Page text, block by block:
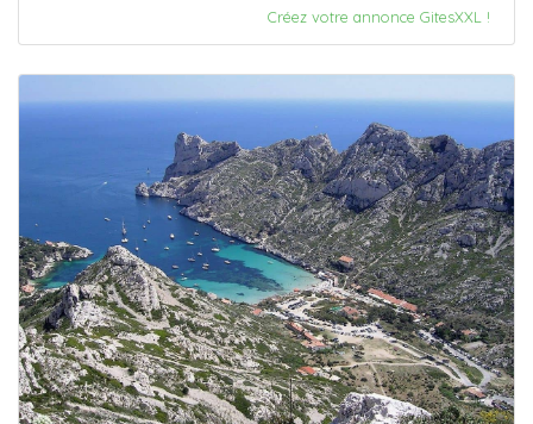
Créez votre annonce GitesXXL !